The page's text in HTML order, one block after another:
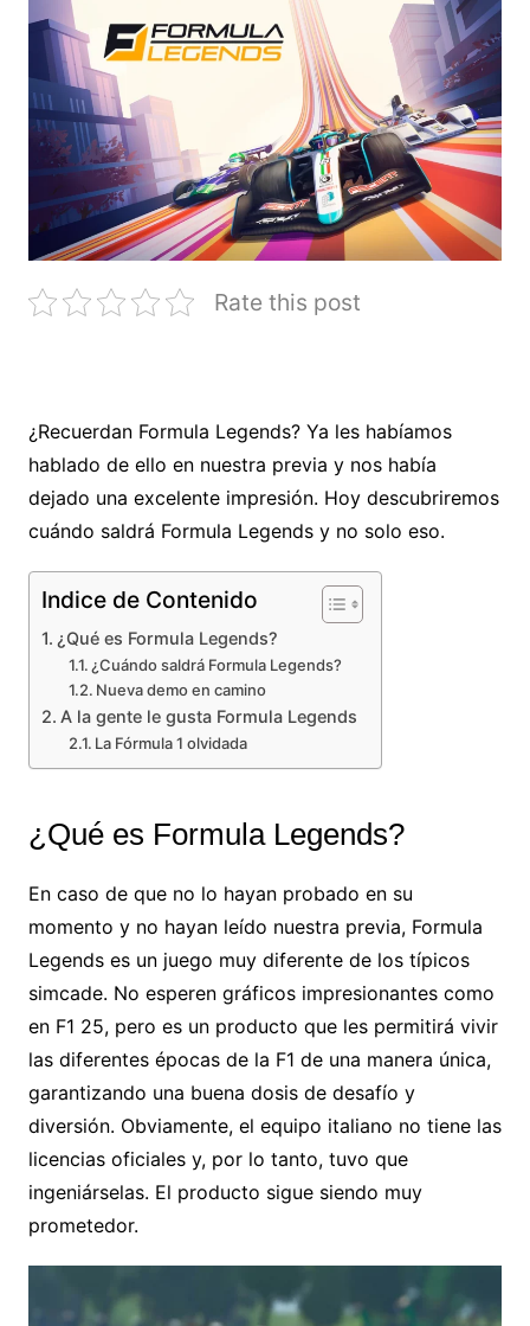
Rate this post
¿Recuerdan Formula Legends? Ya les habíamos
hablado de ello en nuestra previa y nos había
dejado una excelente impresión. Hoy descubriremos
cuándo saldrá Formula Legends y no solo eso.
Indice de Contenido
¿Qué es Formula Legends?
¿Cuándo saldrá Formula Legends?
Nueva demo en camino
A la gente le gusta Formula Legends
La Fórmula 1 olvidada
¿Qué es Formula Legends?
En caso de que no lo hayan probado en su
momento y no hayan leído nuestra previa, Formula
Legends es un juego muy diferente de los típicos
simcade. No esperen gráficos impresionantes como
en F1 25, pero es un producto que les permitirá vivir
las diferentes épocas de la F1 de una manera única,
garantizando una buena dosis de desafío y
diversión. Obviamente, el equipo italiano no tiene las
licencias oficiales y, por lo tanto, tuvo que
ingeniárselas. El producto sigue siendo muy
prometedor.